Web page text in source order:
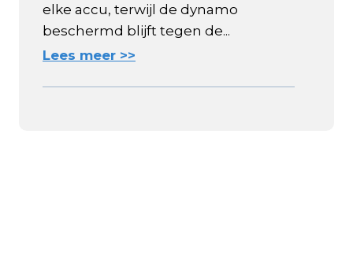
elke accu, terwijl de dynamo
beschermd blijft tegen de...
Lees meer >>